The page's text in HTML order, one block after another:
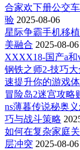
合家欢下册公交
验 2025-08-06
星际争霸手机移
美融合 2025-08-06
XXXX18-国产a
钢铁之师2-技巧
速提升你的游戏
冒险岛2迷宫攻略
ns薄暮传说秘奥
巧与战斗策略
如何在复杂家庭
层冲突 2025-08-06